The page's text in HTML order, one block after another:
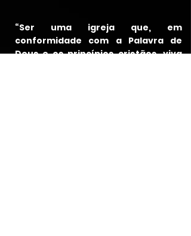
“Ser uma igreja que, em
conformidade com a Palavra de
Deus e os princípios cristãos, viva